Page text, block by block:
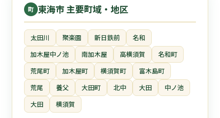
町 東海市 主要町域・地区
太田川 聚楽園 新日鉄前
名和
加木屋中ノ池
南加木屋 高横須賀
名和町
荒尾町
加木屋町 横須賀町
富木島町
荒尾
養父 大田町 北中 大田
中ノ池
大田
横須賀